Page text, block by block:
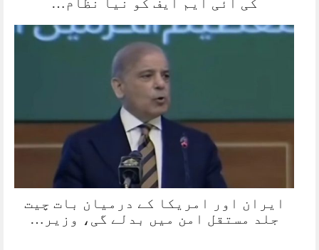
ایران اور امریکا کے درمیان بات چیت
جلد مستقل امن میں بدلے گی، وزیر…